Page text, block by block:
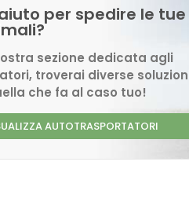
per spedire le tue
sezione dedicata agli
troverai diverse
che fa al caso tuo!
AUTOTRASPORTATORI